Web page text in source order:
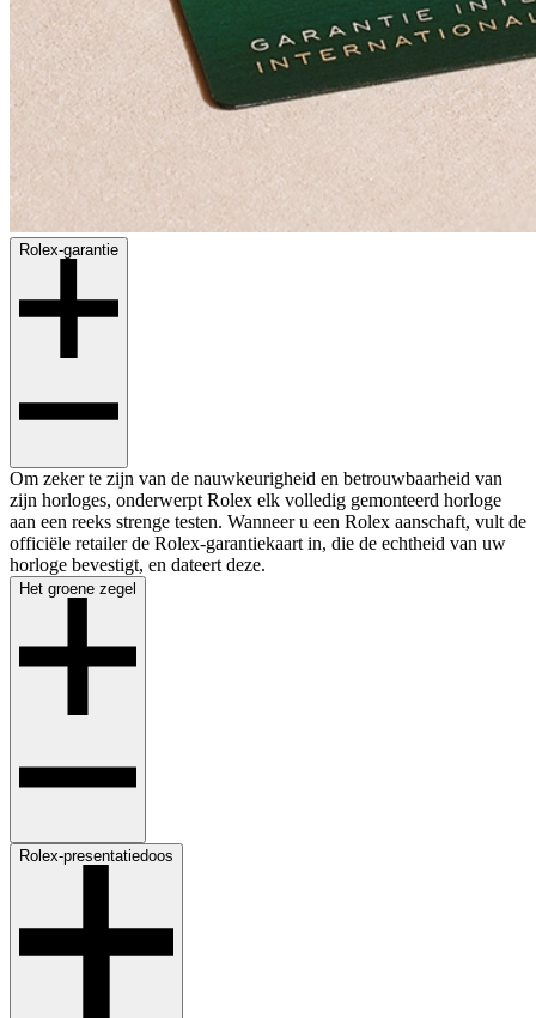
Rolex-garantie
Om zeker te zijn van de nauwkeurigheid en betrouwbaarheid van
zijn horloges, onderwerpt Rolex elk volledig gemonteerd horloge
aan een reeks strenge testen. Wanneer u een Rolex aanschaft, vult de
officiële retailer de Rolex-garantiekaart in, die de echtheid van uw
horloge bevestigt, en dateert deze.
Het groene ­zegel
Rolex-presentatiedoos